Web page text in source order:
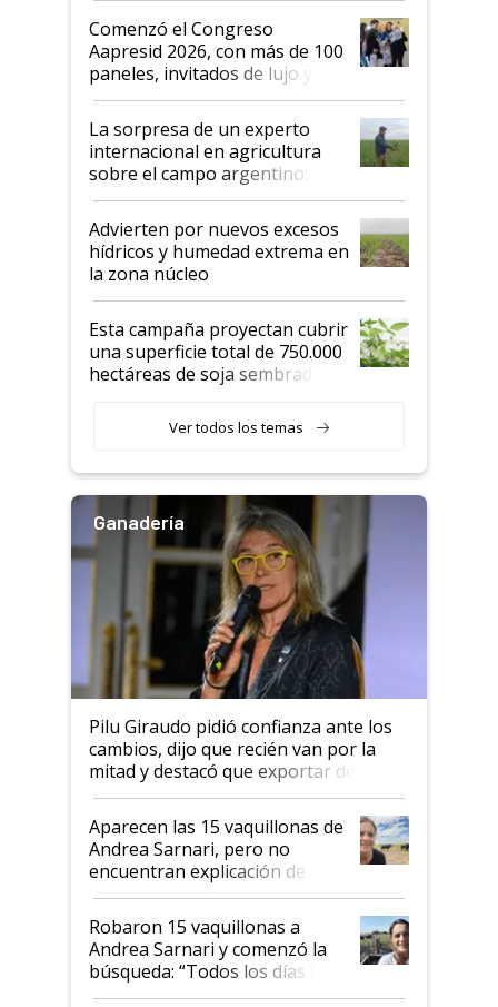
Argentina se sigan discutiendo
las mismas cosas de hace 50
años"
Comenzó el Congreso
Aapresid 2026, con más de 100
paneles, invitados de lujo y
todas las tendencias
La sorpresa de un experto
internacional en agricultura
sobre el campo argentino:
"Estoy muy impresionado"
Advierten por nuevos excesos
hídricos y humedad extrema en
la zona núcleo
Esta campaña proyectan cubrir
una superficie total de 750.000
hectáreas de soja sembradas
variedades que marcan un
salto tecnológico en genética y
Ver todos los temas
Ganadería
Pilu Giraudo pidió confianza ante los
cambios, dijo que recién van por la
mitad y destacó que exportar dejó de
ser "para unos pocos": "Tenemos un
mandato muy claro del gobierno
nacional"
Aparecen las 15 vaquillonas de
Andrea Sarnari, pero no
encuentran explicación de
cómo llegaron allí
Robaron 15 vaquillonas a
Andrea Sarnari y comenzó la
búsqueda: “Todos los días le
toca a algún productor”